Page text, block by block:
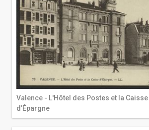
Valence - L'Hôtel des Postes et la Caisse
d'Épargne